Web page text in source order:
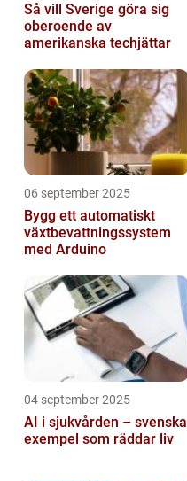
Så vill Sverige göra sig
oberoende av
amerikanska techjättar
06 september 2025
Bygg ett automatiskt
växtbevattningssystem
med Arduino
04 september 2025
AI i sjukvården – svenska
exempel som räddar liv